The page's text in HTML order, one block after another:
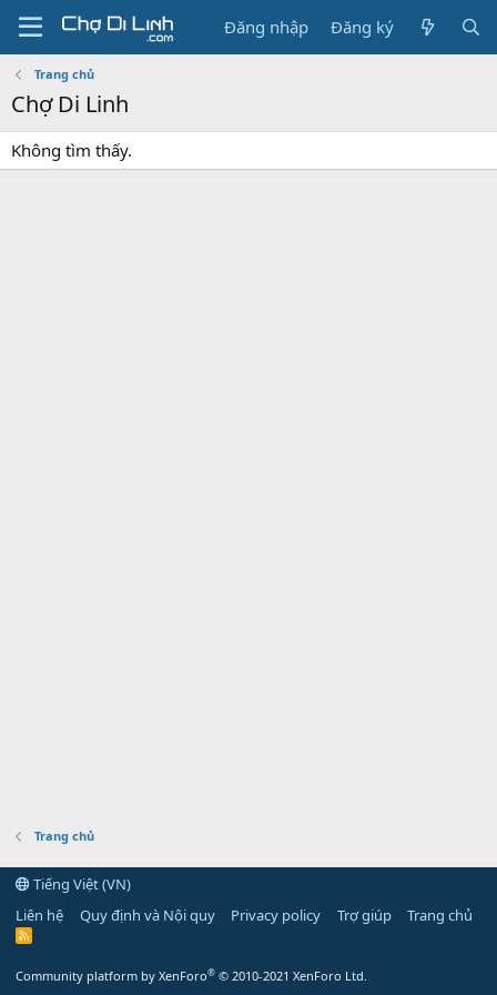
Đăng nhập Đăng ký
Trang chủ
Chợ Di Linh
Không tìm thấy.
Trang chủ
Tiếng Việt (VN)
Liên hệ
Quy định và Nội quy Privacy policy Trợ giúp Trang chủ
R
Community platform by XenForo® © 2010-2021 XenForo Ltd.